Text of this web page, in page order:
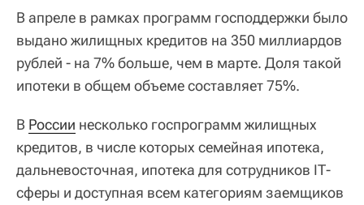
В апреле в рамках программ господдержки было
выдано жилищных кредитов на 350 миллиардов
рублей - на 7% больше, чем в марте. Доля такой
ипотеки в общем объеме составляет 75%.
В России несколько госпрограмм жилищных
кредитов, в числе которых семейная ипотека,
дальневосточная, ипотека для сотрудников IТ-
сферы и доступная всем категориям заемщиков